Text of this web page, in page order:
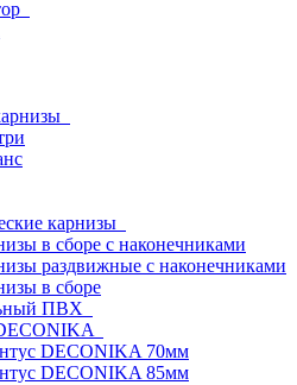
карнизы
в сборе с наконечниками
раздвижные с наконечниками
в сборе
ПВХ
DECONIKA 70мм
DECONIKA 85мм